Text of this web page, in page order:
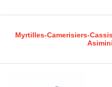
Myrtilles-Camerisiers-